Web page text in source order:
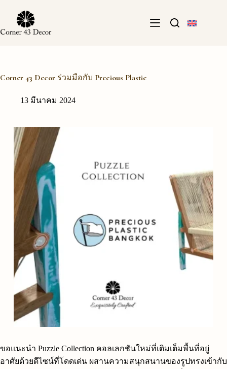
content
Corner 43 Decor ร่วมมือกับ Precious Plastic
13 มีนาคม 2024
ขอแนะนำ Puzzle Collection คอลเลกชันใหม่ที่เติมเต็มพื้นที่อยู่
อาศัยด้วยดีไซน์ที่โดดเด่น ผสานความสนุกสนานของรูปทรงเข้ากับ